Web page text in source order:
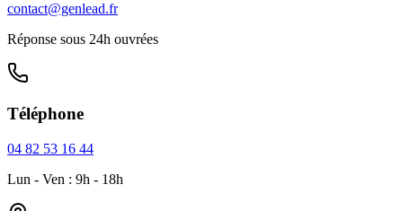
contact@genlead.fr
Réponse sous 24h ouvrées
Téléphone
04 82 53 16 44
Lun - Ven : 9h - 18h